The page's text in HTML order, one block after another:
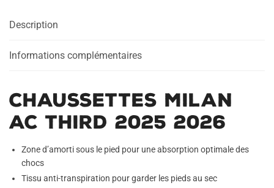
Description
Informations complémentaires
Chaussettes Milan
AC Third 2025 2026
Zone d’amorti sous le pied pour une absorption optimale des
chocs
Tissu anti-transpiration pour garder les pieds au sec